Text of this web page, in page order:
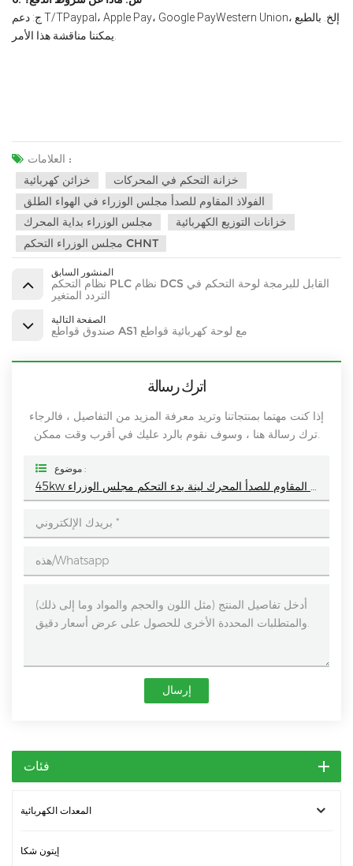
ج: دعم T/TPaypal، Apple Pay، Google PayWestern Union، إلخ. بالطبع
العلامات :
خزائن كهربائية
خزانة التحكم في المحركات
الفولاذ المقاوم للصدأ مجلس الوزراء في الهواء الطلق
مجلس الوزراء بداية المحرك
خزانات التوزيع الكهربائية
مجلس الوزراء التحكم CHNT
المنشور السابق
نظام التحكم PLC نظام DCS القابل للبرمجة لوحة التحكم في
التردد المتغير
الصفحة التالية
صندوق قواطع AS1 مع لوحة كهربائية قواطع
اترك رسالة
إذا كنت مهتما بمنتجاتنا وتريد معرفة المزيد من التفاصيل ، فالرجاء
ترك رسالة هنا ، وسوف نقوم بالرد عليك في أقرب وقت ممكن.
موضوع :
إرسال
فئات
المعدات الكهربائية
إيتون شكا